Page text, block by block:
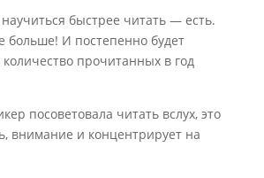
быстрее читать — есть.
больше! И постепенно будет
прочитанных в год
посоветовала читать вслух, это
внимание и концентрирует на